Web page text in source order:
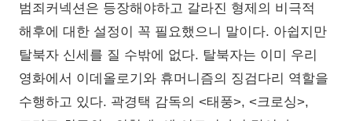
범죄커넥션은 등장해야하고 갈라진 형제의 비극적
해후에 대한 설정이 꼭 필요했으니 말이다. 아쉽지만
탈북자 신세를 질 수밖에 없다. 탈북자는 이미 우리
영화에서 이데올로기와 휴머니즘의 징검다리 역할을
수행하고 있다. 곽경택 감독의 <태풍>, <크로싱>,